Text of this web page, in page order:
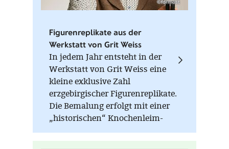
©formost
Figurenreplikate aus der
Werkstatt von Grit Weiss
In jedem Jahr entsteht in der
Werkstatt von Grit Weiss eine
kleine exklusive Zahl
erzgebirgischer Figurenreplikate.
Die Bemalung erfolgt mit einer
„historischen“ Knochenleim-
Kreide-Farbe, die nur im warmen